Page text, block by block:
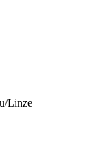
Linze